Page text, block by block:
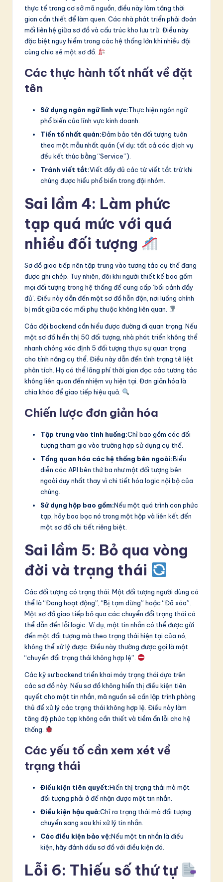
thực tế trong cơ sở mã nguồn, điều này làm tăng thời
gian cần thiết để làm quen. Các nhà phát triển phải đoán
mối liên hệ giữa sơ đồ và cấu trúc kho lưu trữ. Điều này
đặc biệt nguy hiểm trong các hệ thống lớn khi nhiều đội
cùng chia sẻ một sơ đồ.
Các thực hành tốt nhất về đặt
tên
Sử dụng ngôn ngữ lĩnh vực:Thực hiện ngôn ngữ
phổ biến của lĩnh vực kinh doanh.
Tiền tố nhất quán:Đảm bảo tên đối tượng tuân
theo một mẫu nhất quán (ví dụ: tất cả các dịch vụ
đều kết thúc bằng “Service”).
Tránh viết tắt:Viết đầy đủ các từ viết tắt trừ khi
chúng được hiểu phổ biến trong đội nhóm.
Sai lầm 4: Làm phức
tạp quá mức với quá
nhiều đối tượng
Sơ đồ giao tiếp nên tập trung vào tương tác cụ thể đang
được ghi chép. Tuy nhiên, đôi khi người thiết kế bao gồm
mọi đối tượng trong hệ thống để cung cấp ‘bối cảnh đầy
đủ’. Điều này dẫn đến một sơ đồ hỗn độn, nơi luồng chính
bị mất giữa các mối phụ thuộc không liên quan.
Các đội backend cần hiểu được đường đi quan trọng. Nếu
một sơ đồ hiển thị 50 đối tượng, nhà phát triển không thể
nhanh chóng xác định 5 đối tượng thực sự quan trọng
cho tính năng cụ thể. Điều này dẫn đến tình trạng tê liệt
phân tích. Họ có thể lãng phí thời gian đọc các tương tác
không liên quan đến nhiệm vụ hiện tại. Đơn giản hóa là
chìa khóa để giao tiếp hiệu quả.
Chiến lược đơn giản hóa
Tập trung vào tình huống:Chỉ bao gồm các đối
tượng tham gia vào trường hợp sử dụng cụ thể.
Tổng quan hóa các hệ thống bên ngoài:Biểu
diễn các API bên thứ ba như một đối tượng bên
ngoài duy nhất thay vì chi tiết hóa logic nội bộ của
chúng.
Sử dụng hộp bao gồm:Nếu một quá trình con phức
tạp, hãy bao bọc nó trong một hộp và liên kết đến
một sơ đồ chi tiết riêng biệt.
Sai lầm 5: Bỏ qua vòng
đời và trạng thái
Các đối tượng có trạng thái. Một đối tượng người dùng có
thể là “Đang hoạt động”, “Bị tạm dừng” hoặc “Đã xóa”.
Một sơ đồ giao tiếp bỏ qua các chuyển đổi trạng thái có
thể dẫn đến lỗi logic. Ví dụ, một tin nhắn có thể được gửi
đến một đối tượng mà theo trạng thái hiện tại của nó,
không thể xử lý được. Điều này thường được gọi là một
“chuyển đổi trạng thái không hợp lệ”.
Các kỹ sư backend triển khai máy trạng thái dựa trên
các sơ đồ này. Nếu sơ đồ không hiển thị điều kiện tiên
quyết cho một tin nhắn, mã nguồn sẽ cần lập trình phòng
thủ để xử lý các trạng thái không hợp lệ. Điều này làm
tăng độ phức tạp không cần thiết và tiềm ẩn lỗi cho hệ
thống.
Các yếu tố cần xem xét về
trạng thái
Điều kiện tiên quyết:Hiển thị trạng thái mà một
đối tượng phải ở để nhận được một tin nhắn.
Điều kiện hậu quả:Chỉ ra trạng thái mà đối tượng
chuyển sang sau khi xử lý tin nhắn.
Các điều kiện bảo vệ:Nếu một tin nhắn là điều
kiện, hãy đánh dấu sơ đồ với điều kiện đó.
Lỗi 6: Thiếu số thứ tự